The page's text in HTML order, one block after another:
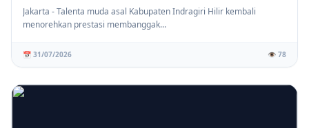
Jakarta - Talenta muda asal Kabupaten Indragiri Hilir kembali
menorehkan prestasi membanggak...
📅 31/07/2026 👁️ 78